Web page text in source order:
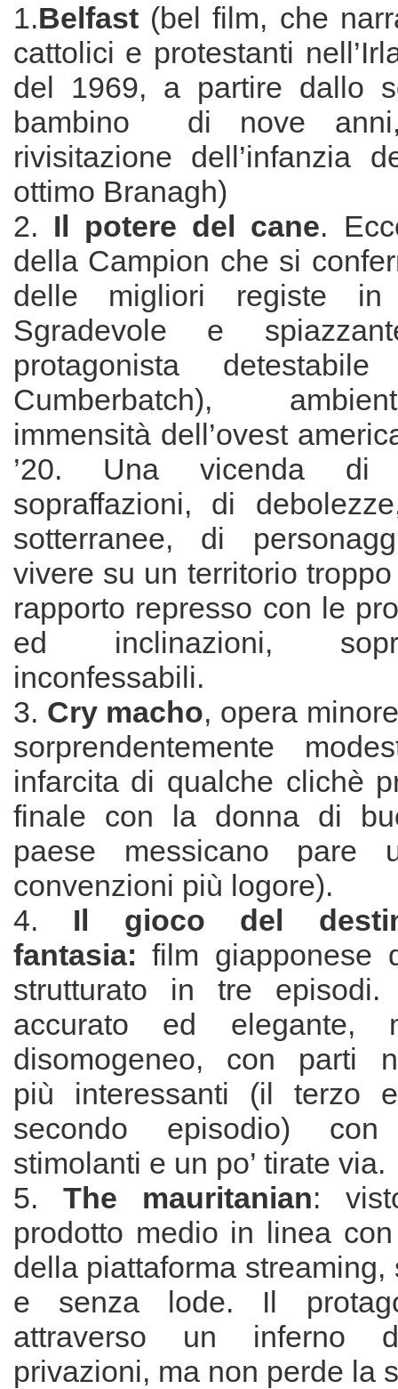
1.Belfast(bel film, che
cattolici e protestanti
del 1969, a partire dallo
bambino di nove
rivisitazione dell’infanzia
ottimo Branagh)
2. Il potere del cane.
della Campion che si
delle migliori registe in
Sgradevole e
protagonista
Cumberbatch),
immensità dell’ovest
’20. Una vicenda di
sopraffazioni, di
sotterranee, di
vivere su un territorio
rapporto represso con le
ed inclinazioni,
inconfessabili.
3. Cry macho, opera
sorprendentemente
infarcita di qualche clichè
finale con la donna di
paese messicano pare
convenzioni più logore).
4. Il gioco del
fantasia: film giapponese
strutturato in tre episodi.
accurato ed
disomogeneo, con parti
più interessanti (il terzo
secondo episodio)
stimolanti e un po’ tirate via.
5. The mauritanian:
prodotto medio in linea
della piattaforma streaming,
e senza lode. Il
attraverso un inferno
privazioni, ma non perde la